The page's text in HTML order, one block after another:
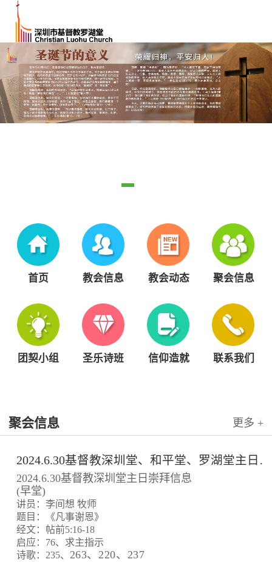
首页 教会信息 教会动态 聚会信息
团契小组 圣乐诗班 信仰造就 联系我们
聚会信息 更多 +
2024.6.30基督教深圳堂、和平堂、罗湖堂主日崇拜信息
2024.6.30基督教深圳堂主日崇拜信息
(早堂)
讲员：李间想 牧师
题目：《凡事谢恩》
经文：帖前5:16-18
启应：76、求主指示
诗歌：235、 263、220、237